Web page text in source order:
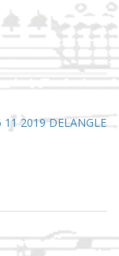
11 2019 DELANGLE